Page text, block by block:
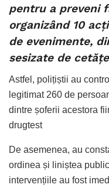
pentru a preveni
organizând 10
de evenimente,
sesizate de
Astfel, polițiștii au
legitimat 260 de
dintre șoferii acestora
drugtest
De asemenea, au
ordinea și liniștea
intervențiile au fost